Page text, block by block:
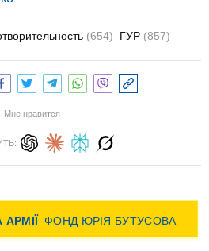
(654) ГУР (857)
Мне нравится